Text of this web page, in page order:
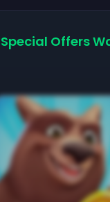
Offers